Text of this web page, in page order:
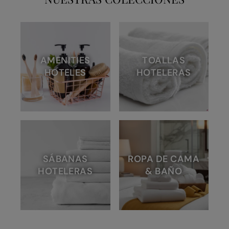
AMENITIES
HOTELES
TOALLAS
HOTELERAS
SÁBANAS
HOTELERAS
ROPA DE CAMA
& BAÑO